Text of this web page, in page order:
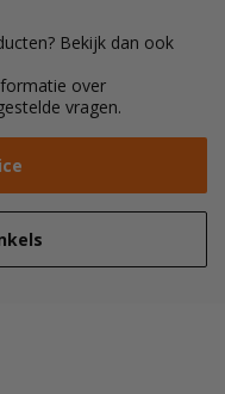
Bekijk dan ook
over
vragen.